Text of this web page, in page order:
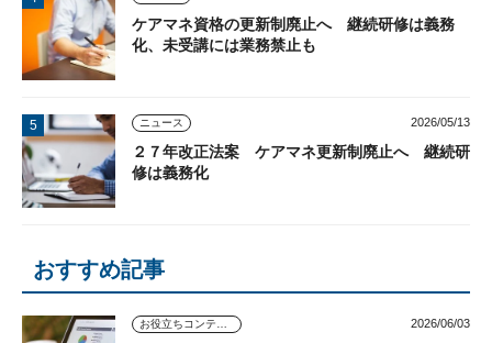
ケアマネ資格の更新制廃止へ 継続研修は義務
化、未受講には業務禁止も
ニュース 2026/05/13
２７年改正法案 ケアマネ更新制廃止へ 継続研
修は義務化
おすすめ記事
お役立ちコンテンツ 2026/06/03